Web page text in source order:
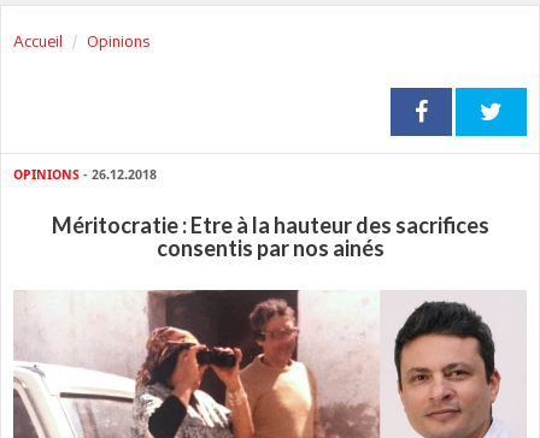
Accueil Opinions
OPINIONS - 26.12.2018
Méritocratie : Etre à la hauteur des sacrifices
consentis par nos ainés